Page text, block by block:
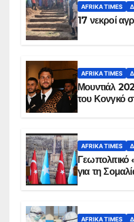
AFRIKA TIMES
17 νεκροί
AFRIKA TIMES
Μουντιάλ
του Κονγκό
AFRIKA TIMES
για τη
AFRIKA TIMES